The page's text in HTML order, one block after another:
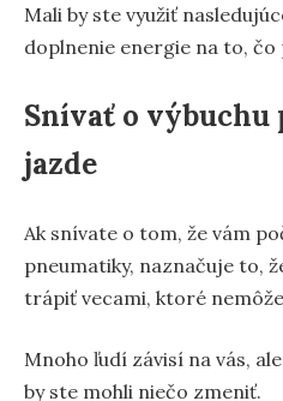
Mali by ste využiť
doplnenie energie na to, čo
Snívať o
jazde
Ak snívate o tom, že vám
pneumatiky, naznačuje to,
trápiť vecami, ktoré
Mnoho ľudí závisí na vás,
by ste mohli niečo zmeniť.